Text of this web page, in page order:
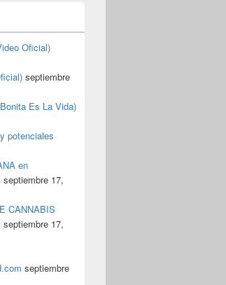
Oficial)
septiembre
Es La Vida)
potenciales
en
septiembre 17,
CANNABIS
septiembre 17,
septiembre